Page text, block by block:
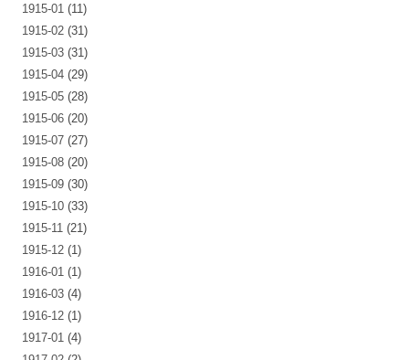
1915-01 (11)
1915-02 (31)
1915-03 (31)
1915-04 (29)
1915-05 (28)
1915-06 (20)
1915-07 (27)
1915-08 (20)
1915-09 (30)
1915-10 (33)
1915-11 (21)
1915-12 (1)
1916-01 (1)
1916-03 (4)
1916-12 (1)
1917-01 (4)